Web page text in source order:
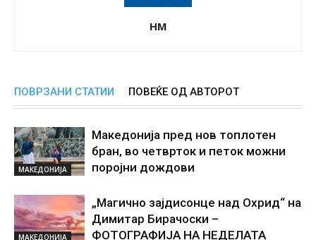
НМ
ПОВРЗАНИ СТАТИИ ПОВЕЌЕ ОД АВТОРОТ
МАКЕДОНИЈА
Македонија пред нов топлотен
бран, во четврток и петок можни
поројни дождови
МАКЕДОНИЈА
„Магично зајдисонце над Охрид“ на
Димитар Бирачоски –
ФОТОГРАФИЈА НА НЕДЕЛАТА